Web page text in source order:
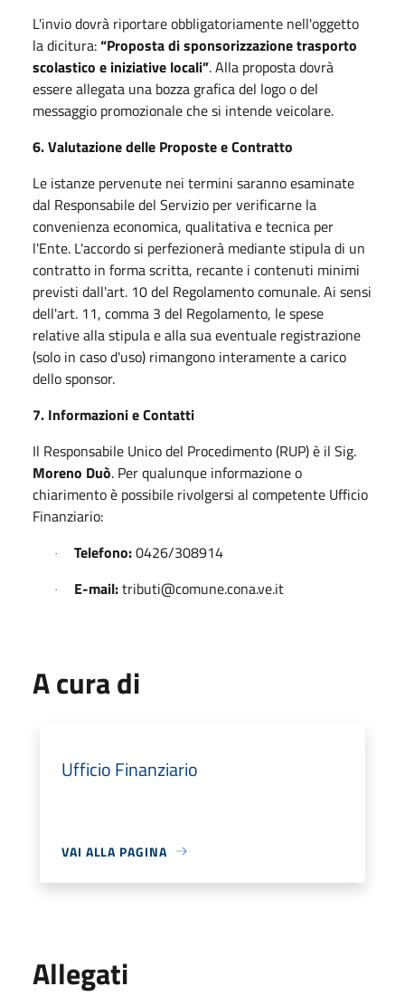
L'invio dovrà riportare obbligatoriamente nell'oggetto
la dicitura:“Proposta di sponsorizzazione trasporto
scolastico e iniziative locali”. Alla proposta dovrà
essere allegata una bozza grafica del logo o del
messaggio promozionale che si intende veicolare.
6. Valutazione delle Proposte e Contratto
Le istanze pervenute nei termini saranno esaminate
dal Responsabile del Servizio per verificarne la
convenienza economica, qualitativa e tecnica per
l'Ente. L'accordo si perfezionerà mediante stipula di un
contratto in forma scritta, recante i contenuti minimi
previsti dall'art. 10 del Regolamento comunale. Ai sensi
dell'art. 11, comma 3 del Regolamento, le spese
relative alla stipula e alla sua eventuale registrazione
(solo in caso d'uso) rimangono interamente a carico
dello sponsor.
7. Informazioni e Contatti
Il Responsabile Unico del Procedimento (RUP) è il Sig.
Moreno Duò. Per qualunque informazione o
chiarimento è possibile rivolgersi al competente Ufficio
Finanziario:
· Telefono:0426/308914
· E-mail:tributi@comune.cona.ve.it
A cura di
Ufficio Finanziario
VAI ALLA PAGINA
Allegati